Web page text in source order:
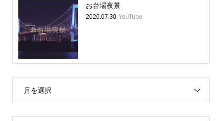
お台場夜景
2020.07.30 YouTube
月を選択